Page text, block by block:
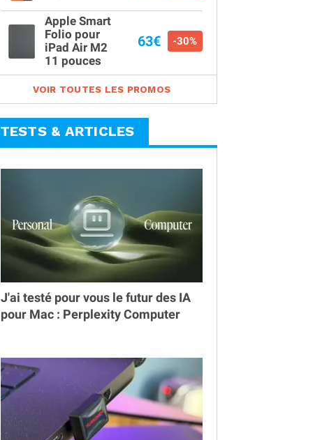
Apple Smart
Folio pour
iPad Air M2
11 pouces
63€ -30%
VOIR TOUTES LES PROMOS
TESTS & ARTICLES
J'ai testé pour vous le futur des IA
pour Mac : Perplexity Computer